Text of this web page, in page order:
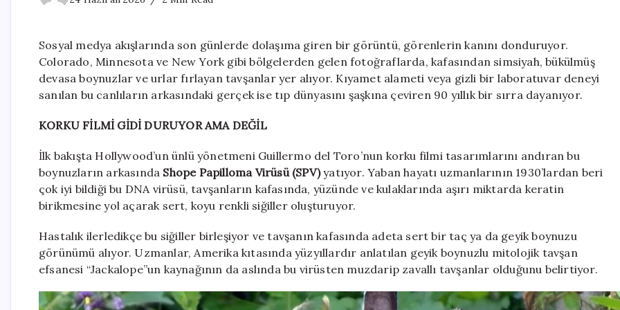
yerde
‘zombi
görülmeye
başladı
Sosyal medya akışlarında son günlerde dolaşıma giren bir görüntü, görenlerin kanını donduruyor.
Colorado, Minnesota ve New York gibi bölgelerden gelen fotoğraflarda, kafasından simsiyah, bükülmüş
devasa boynuzlar ve urlar fırlayan tavşanlar yer alıyor. Kıyamet alameti veya gizli bir laboratuvar deneyi
sanılan bu canlıların arkasındaki gerçek ise tıp dünyasını şaşkına çeviren 90 yıllık bir sırra dayanıyor.
KORKU FİLMİ GİDİ DURUYOR AMA DEĞİL
İlk bakışta Hollywood’un ünlü yönetmeni Guillermo del Toro’nun korku filmi tasarımlarını andıran bu
boynuzların arkasında Shope Papilloma Virüsü (SPV)yatıyor. Yaban hayatı uzmanlarının 1930’lardan beri
çok iyi bildiği bu DNA virüsü, tavşanların kafasında, yüzünde ve kulaklarında aşırı miktarda keratin
birikmesine yol açarak sert, koyu renkli siğiller oluşturuyor.
Hastalık ilerledikçe bu siğiller birleşiyor ve tavşanın kafasında adeta sert bir taç ya da geyik boynuzu
görünümü alıyor. Uzmanlar, Amerika kıtasında yüzyıllardır anlatılan geyik boynuzlu mitolojik tavşan
efsanesi “Jackalope”un kaynağının da aslında bu virüsten muzdarip zavallı tavşanlar olduğunu belirtiyor.